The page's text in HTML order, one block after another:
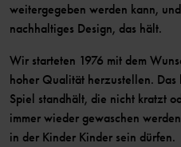
weitergegeben werden kann,
nachhaltiges Design, das hält.
Wir starteten 1976 mit dem
hoher Qualität herzustellen.
Spiel standhält, die nicht kratzt
immer wieder gewaschen
in der Kinder Kinder sein dürfen.